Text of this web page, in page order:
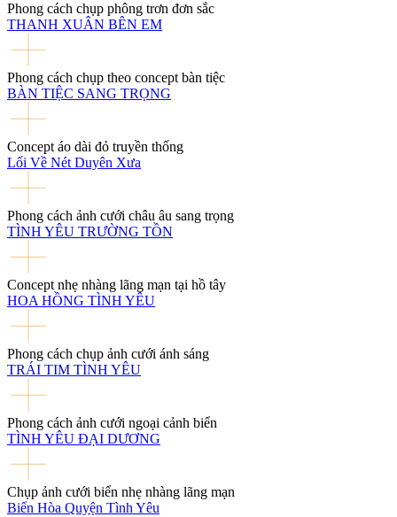
Phong cách chụp phông trơn đơn sắc
THANH XUÂN BÊN EM
Phong cách chụp theo concept bàn tiệc
BÀN TIỆC SANG TRỌNG
Concept áo dài đỏ truyền thống
Lối Về Nét Duyên Xưa
Phong cách ảnh cưới châu âu sang trọng
TÌNH YÊU TRƯỜNG TỒN
Concept nhẹ nhàng lãng mạn tại hồ tây
HOA HỒNG TÌNH YÊU
Phong cách chụp ảnh cưới ánh sáng
TRÁI TIM TÌNH YÊU
Phong cách ảnh cưới ngoại cảnh biển
TÌNH YÊU ĐẠI DƯƠNG
Chụp ảnh cưới biển nhẹ nhàng lãng mạn
Biển Hòa Quyện Tình Yêu